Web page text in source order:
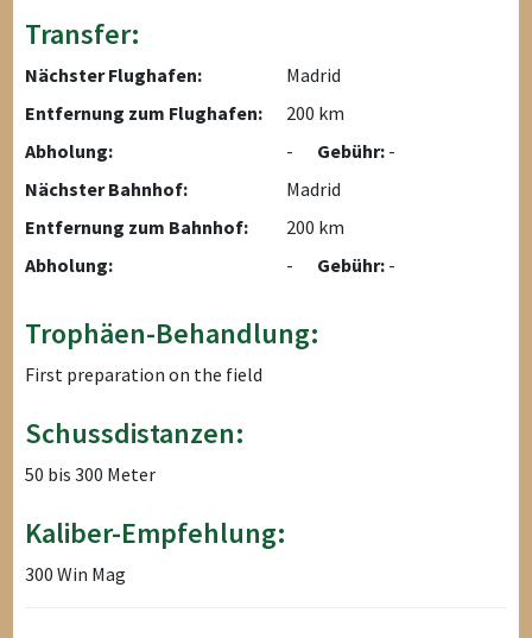
Transfer:
Nächster Flughafen:
Madrid
Entfernung zum Flughafen:
200 km
Abholung:
- Gebühr: -
Nächster Bahnhof:
Madrid
Entfernung zum Bahnhof:
200 km
Abholung:
- Gebühr: -
Trophäen-Behandlung:
First preparation on the field
Schussdistanzen:
50 bis 300 Meter
Kaliber-Empfehlung:
300 Win Mag